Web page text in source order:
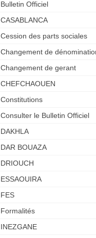
Bulletin Officiel
CASABLANCA
Cession des parts sociales
Changement de
Changement de gerant
CHEFCHAOUEN
Constitutions
Consulter le Bulletin Officiel
DAKHLA
DAR BOUAZA
DRIOUCH
ESSAOUIRA
FES
Formalités
INEZGANE